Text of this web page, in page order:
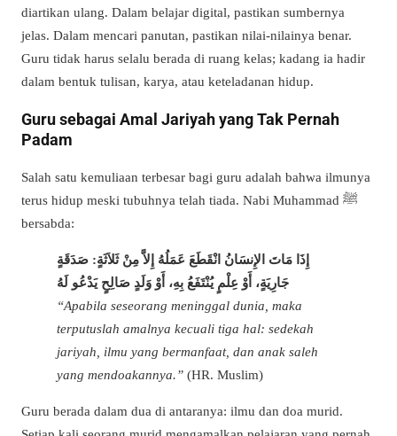
diartikan ulang. Dalam belajar digital, pastikan sumbernya
jelas. Dalam mencari panutan, pastikan nilai-nilainya benar.
Guru tidak harus selalu berada di ruang kelas; kadang ia hadir
dalam bentuk tulisan, karya, atau keteladanan hidup.
Guru sebagai Amal Jariyah yang Tak Pernah
Padam
Salah satu kemuliaan terbesar bagi guru adalah bahwa ilmunya
terus hidup meski tubuhnya telah tiada. Nabi Muhammad ﷺ
bersabda:
إِذَا مَاتَ الإِنسَانُ انْقَطَعَ عَمَلُهُ إِلاَّ مِنْ ثَلاَثَةٍ: صَدَقَةٍ
جَارِيَةٍ، أَوْ عِلْمٍ يُنْتَفَعُ بِهِ، أَوْ وَلَدٍ صَالِحٍ يَدْعُو لَهُ
“Apabila seseorang meninggal dunia, maka
terputuslah amalnya kecuali tiga hal: sedekah
jariyah, ilmu yang bermanfaat, dan anak saleh
yang mendoakannya.” (HR. Muslim)
Guru berada dalam dua di antaranya: ilmu dan doa murid.